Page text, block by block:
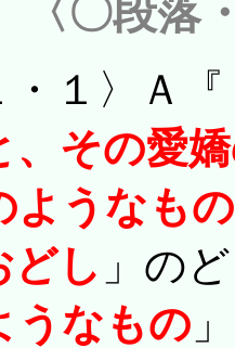
〈〇段落
１〉Ａ『
、その愛
ようなも
どし 」の
うなもの